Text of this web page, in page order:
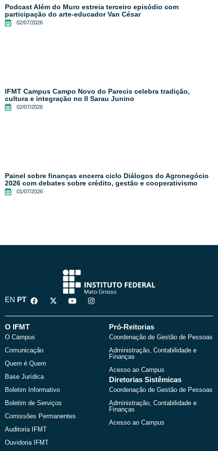
Podcast Além do Muro estreia terceiro episódio com
participação do arte-educador Van César
02/07/2026
IFMT Campus Campo Novo do Parecis celebra tradição,
cultura e integração no II Sarau Junino
02/07/2026
Painel sobre finanças encerra ciclo Diálogos do Agronegócio
2026 com debates sobre crédito, gestão e cooperativismo
01/07/2026
EN PT
F
a
e
o
k
X
-
w
Y
o
t
I
n
t
O IFMT
O Campus
Comunicação
Quem é Quem
Base Jurídica
Boletim Informativo
Boletim de Serviços
Comissões Permanentes
Auditoria IFMT
Ouvidoria IFMT
Pró-Reitorias
Coordenação de Gestão de Pessoas
Administração, Contabilidade e
Finanças
Acesso ao Campus
Diretorias Sistêmicas
Coordenação de Gestão de Pessoas
Administração, Contabilidade e
Finanças
Acesso ao Campus